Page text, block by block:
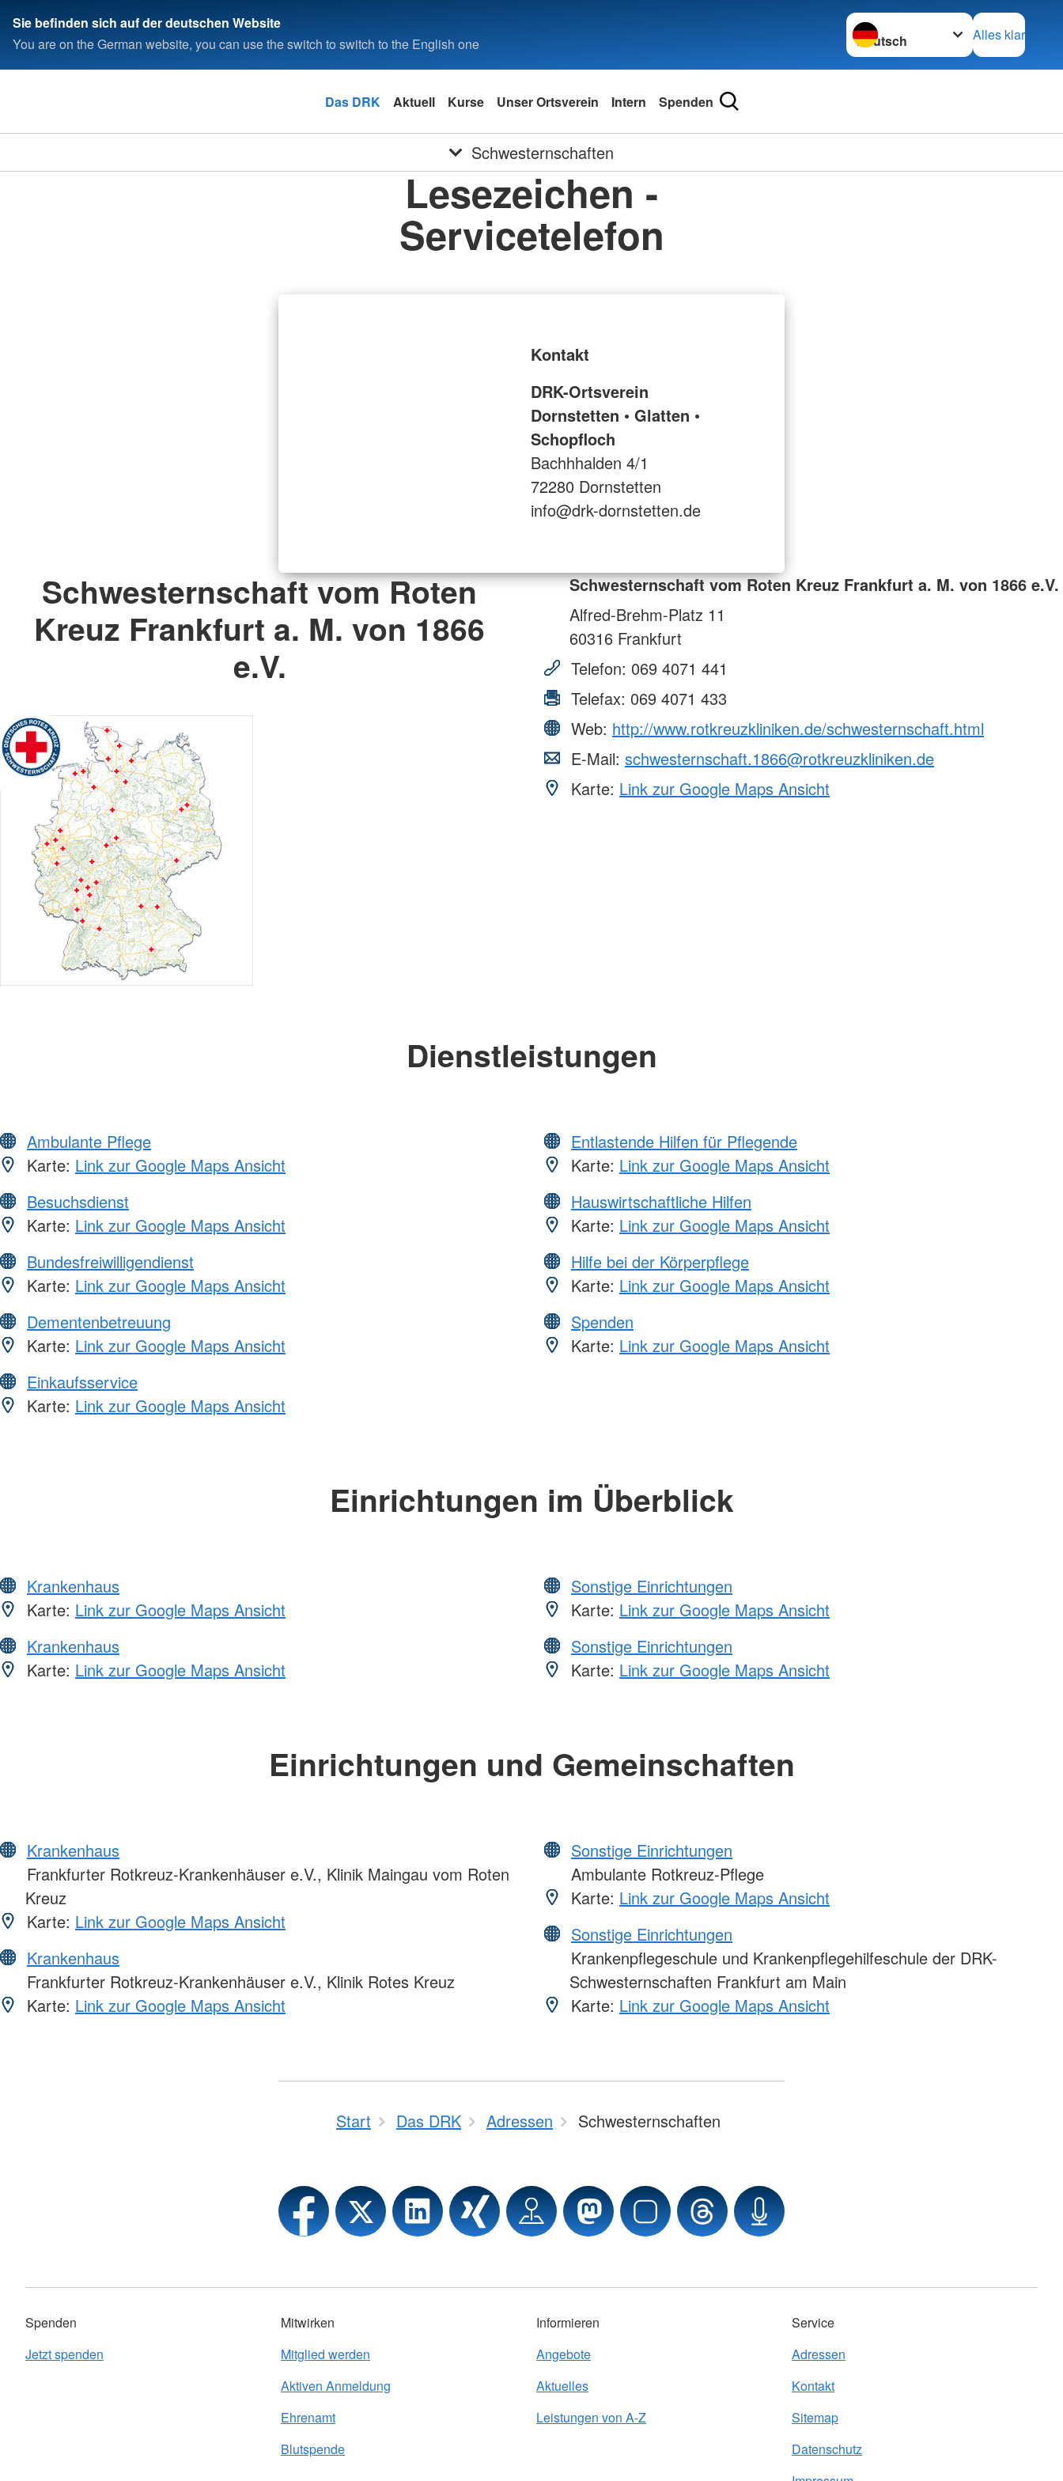
Sie befinden sich auf der deutschen Website
You are on the German website, you can use the switch to switch to the English one
Sprache wechseln zu
Alles klar
Das DRK Aktuell Kurse Unser Ortsverein Intern Spenden
Schwesternschaften
Lesezeichen -
Servicetelefon
Kontakt
DRK-Ortsverein
Dornstetten • Glatten •
Schopfloch
Bachhhalden 4/1
72280 Dornstetten
info@drk-dornstetten.de
Schwesternschaft vom Roten
Kreuz Frankfurt a. M. von 1866
e.V.
Schwesternschaft vom Roten Kreuz Frankfurt a. M. von 1866 e.V.
Alfred-Brehm-Platz 11
60316 Frankfurt
Telefon: 069 4071 441
Telefax: 069 4071 433
Web: http://www.rotkreuzkliniken.de/schwesternschaft.html
E-Mail: schwesternschaft.1866@rotkreuzkliniken.de
Karte: Link zur Google Maps Ansicht
Dienstleistungen
Ambulante Pflege
Karte: Link zur Google Maps Ansicht
Besuchsdienst
Karte: Link zur Google Maps Ansicht
Bundesfreiwilligendienst
Karte: Link zur Google Maps Ansicht
Dementenbetreuung
Karte: Link zur Google Maps Ansicht
Einkaufsservice
Karte: Link zur Google Maps Ansicht
Entlastende Hilfen für Pflegende
Karte: Link zur Google Maps Ansicht
Hauswirtschaftliche Hilfen
Karte: Link zur Google Maps Ansicht
Hilfe bei der Körperpflege
Karte: Link zur Google Maps Ansicht
Spenden
Karte: Link zur Google Maps Ansicht
Einrichtungen im Überblick
Krankenhaus
Karte: Link zur Google Maps Ansicht
Krankenhaus
Karte: Link zur Google Maps Ansicht
Sonstige Einrichtungen
Karte: Link zur Google Maps Ansicht
Sonstige Einrichtungen
Karte: Link zur Google Maps Ansicht
Einrichtungen und Gemeinschaften
Krankenhaus
Frankfurter Rotkreuz-Krankenhäuser e.V., Klinik Maingau vom Roten
Kreuz
Karte: Link zur Google Maps Ansicht
Krankenhaus
Frankfurter Rotkreuz-Krankenhäuser e.V., Klinik Rotes Kreuz
Karte: Link zur Google Maps Ansicht
Sonstige Einrichtungen
Ambulante Rotkreuz-Pflege
Karte: Link zur Google Maps Ansicht
Sonstige Einrichtungen
Krankenpflegeschule und Krankenpflegehilfeschule der DRK-
Schwesternschaften Frankfurt am Main
Karte: Link zur Google Maps Ansicht
Start Das DRK Adressen Schwesternschaften
Spenden
Jetzt spenden
Mitwirken
Mitglied werden
Aktiven Anmeldung
Ehrenamt
Blutspende
Informieren
Angebote
Aktuelles
Leistungen von A-Z
Service
Adressen
Kontakt
Sitemap
Datenschutz